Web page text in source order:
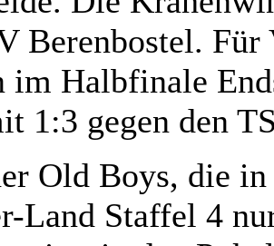
Berenbostel.
im Halbfinale
1:3 gegen den
Old Boys, die
Land Staffel 4